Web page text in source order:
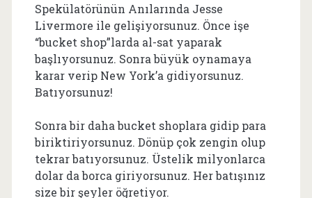
Spekülatörünün Anılarında Jesse
Livermore ile gelişiyorsunuz. Önce işe
“bucket shop”larda al-sat yaparak
başlıyorsunuz. Sonra büyük oynamaya
karar verip New York’a gidiyorsunuz.
Batıyorsunuz!
Sonra bir daha bucket shoplara gidip para
biriktiriyorsunuz. Dönüp çok zengin olup
tekrar batıyorsunuz. Üstelik milyonlarca
dolar da borca giriyorsunuz. Her batışınız
size bir şeyler öğretiyor.